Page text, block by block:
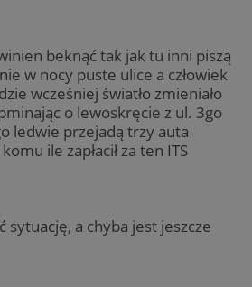
beknąć tak jak tu inni piszą
w nocy puste ulice a człowiek
wcześniej światło zmieniało
o lewoskręcie z ul. 3go
ledwie przejadą trzy auta
ile zapłacił za ten ITS
sytuację, a chyba jest jeszcze